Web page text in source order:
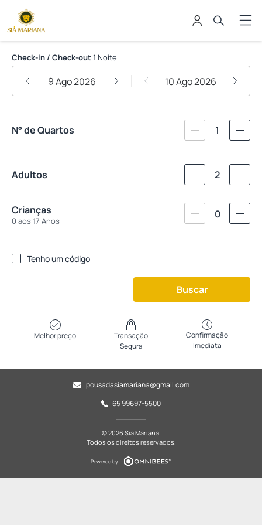
Sia Mariana
Check-in / Check-out 1 Noite
9 Ago 2026 10 Ago 2026
N° de Quartos 1
Adultos 2
Crianças
0 aos 17 Anos
0
Tenho um código
Buscar
Melhor preço
Transação
Segura
Confirmação
Imediata
pousadasiamariana@gmail.com
65 99697-5500
© 2026 Sia Mariana.
Todos os direitos reservados.
Powered by